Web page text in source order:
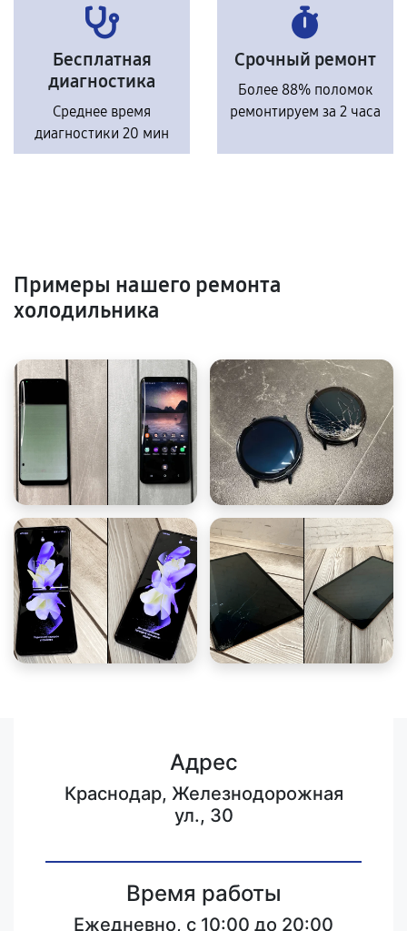
Бесплатная
диагностика
Среднее время
диагностики 20 мин
Срочный ремонт
Более 88% поломок
ремонтируем за 2 часа
Примеры нашего ремонта
холодильника
Адрес
Краснодар, Железнодорожная
ул., 30
Время работы
Ежедневно, с 10:00 до 20:00